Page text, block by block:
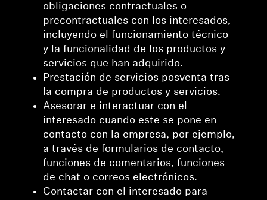
obligaciones contractuales o
precontractuales con los interesados,
incluyendo el funcionamiento técnico
y la funcionalidad de los productos y
servicios que han adquirido.
Prestación de servicios posventa tras
la compra de productos y servicios.
Asesorar e interactuar con el
interesado cuando este se pone en
contacto con la empresa, por ejemplo,
a través de formularios de contacto,
funciones de comentarios, funciones
de chat o correos electrónicos.
Contactar con el interesado para